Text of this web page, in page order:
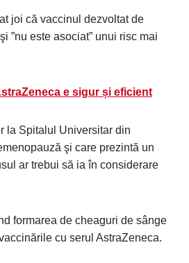
joi că vaccinul dezvoltat de
şi ”nu este asociat” unui risc mai
e sigur și eficient
la Spitalul Universitar din
şi care prezintă un
ar trebui să ia în considerare
formarea de cheaguri de sânge
cu serul AstraZeneca.